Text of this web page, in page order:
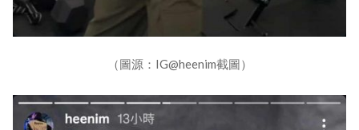
（圖源：IG@heenim截圖）